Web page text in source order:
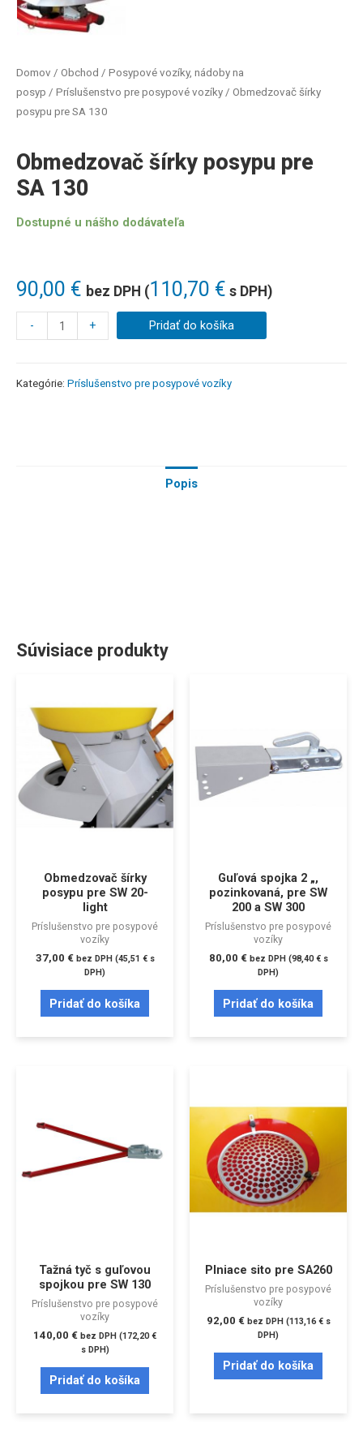
Domov / Obchod / Posypové vozíky, nádoby na
posyp / Príslušenstvo pre posypové vozíky / Obmedzovač šírky
posypu pre SA 130
Obmedzovač šírky posypu pre
SA 130
90,00 € bez DPH (110,70 € s DPH)
Dostupné u nášho dodávateľa
- + Pridať do košíka
Kategórie: Príslušenstvo pre posypové vozíky
Popis
Súvisiace produkty
Obmedzovač šírky
posypu pre SW 20-
light
Príslušenstvo pre posypové
vozíky
37,00 € bez DPH (45,51 €s
DPH)
Pridať do košíka
Guľová spojka 2 „,
pozinkovaná, pre SW
200 a SW 300
Príslušenstvo pre posypové
vozíky
80,00 € bez DPH (98,40€s
DPH)
Pridať do košíka
Tažná tyč s guľovou
spojkou pre SW 130
Príslušenstvo pre posypové
vozíky
140,00 € bez DPH (172,20€
s DPH)
Pridať do košíka
Plniace sito pre SA260
Príslušenstvo pre posypové
vozíky
92,00 € bez DPH (113,16 €s
DPH)
Pridať do košíka